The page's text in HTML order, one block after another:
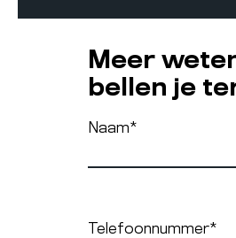
Meer
bellen je
Naam*
Telefoonnummer*